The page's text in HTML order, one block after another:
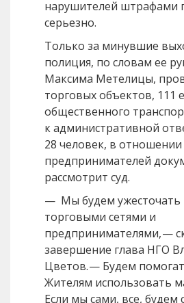
нарушителей штрафами
серьезно.
Только за минувшие
полиция, по словам ее
Максима Метелицы,
торговых объектов, 111
общественного
к административной
28 человек, в отношении
предпринимателей
рассмотрит суд.
— Мы будем ужесточать
торговыми сетями и
предпринимателями, —
завершение глава НГО
Цветов. — Будем
Жителям использовать
Если мы сами, все, будем